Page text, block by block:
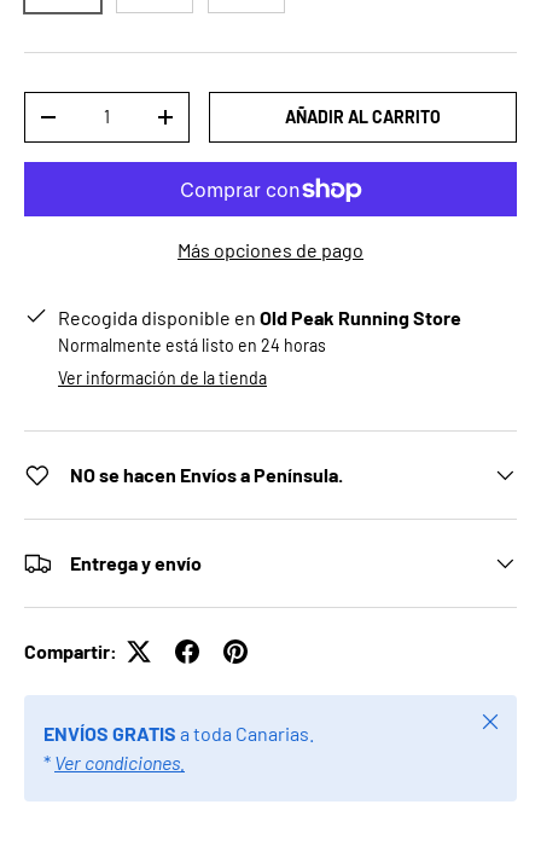
DISMINUIR CANTIDADAUMENTAR LA CANTIDADAÑADIR AL CARRITO
Más opciones de pago
Recogida disponible en Old Peak Running Store
Normalmente está listo en 24 horas
Ver información de la tienda
NO se hacen Envíos a Península.
Entrega y envío
Compartir:
ENVÍOS GRATIS a toda Canarias.
* Ver condiciones.
Cerrar